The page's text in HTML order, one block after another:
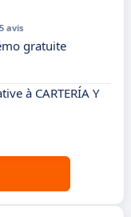
5 avis
gratuite
à CARTERÍA Y